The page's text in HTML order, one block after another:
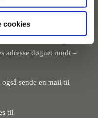
cookies
35 81 98 45
adresse døgnet rundt –
sende en mail til
til